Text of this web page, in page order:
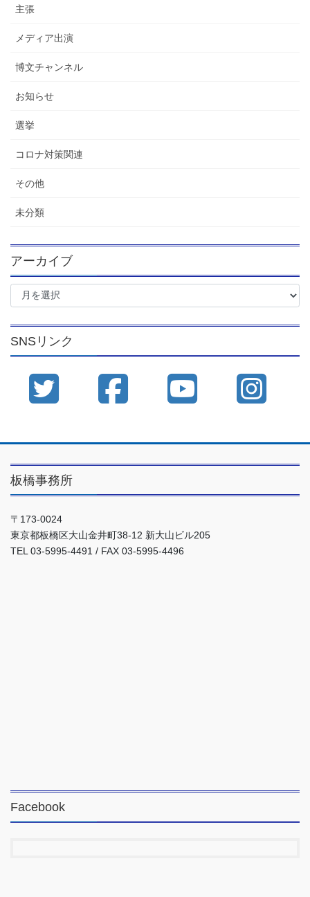
主張
メディア出演
博文チャンネル
お知らせ
選挙
コロナ対策関連
その他
未分類
アーカイブ
ア
イ
ブ
SNSリンク
板橋事務所
〒173-0024
東京都板橋区大山金井町38-12 新大山ビル205
TEL 03-5995-4491 / FAX 03-5995-4496
Facebook